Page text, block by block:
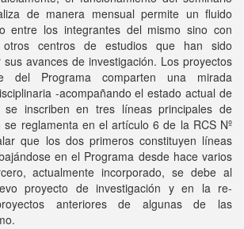
de manera mensual permite un fluido
entre los integrantes del mismo sino con
otros centros de estudios que han sido
avances de investigación. Los proyectos
del Programa comparten una mirada
-acompañando el estado actual de
inscriben en tres líneas principales de
se reglamenta en el artículo 6 de la RCS Nº
que los dos primeros constituyen líneas
en el Programa desde hace varios
actualmente incorporado, se debe al
proyecto de investigación y en la re-
anteriores de algunas de las